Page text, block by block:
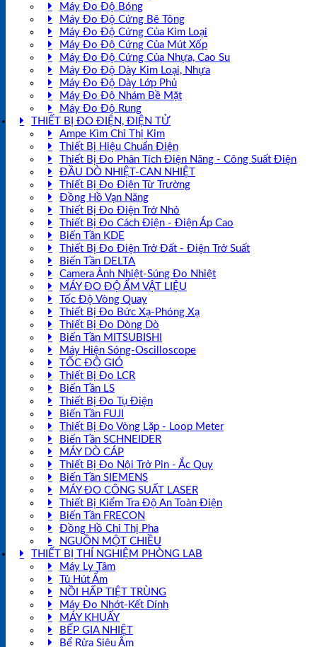
Máy Đo Độ Bóng
Máy Đo Độ Cứng Bê Tông
Máy Đo Độ Cứng Của Kim Loại
Máy Đo Độ Cứng Của Mút Xốp
Máy Đo Độ Cứng Của Nhựa, Cao Su
Máy Đo Độ Dày Kim Loại, Nhựa
Máy Đo Độ Dày Lớp Phủ
Máy Đo Độ Nhám Bề Mặt
Máy Đo Độ Rung
THIẾT BỊ ĐO ĐIỆN, ĐIỆN TỬ
Ampe Kìm Chỉ Thị Kim
Thiết Bị Hiệu Chuẩn Điện
Thiết Bị Đo Phân Tích Điện Năng - Công Suất Điện
ĐẦU DÒ NHIỆT-CAN NHIỆT
Thiết Bị Đo Điện Từ Trường
Đồng Hồ Vạn Năng
Thiết Bị Đo Điện Trở Nhỏ
Thiết Bị Đo Cách Điện - Điện Áp Cao
Biến Tần KDE
Thiết Bị Đo Điện Trở Đất - Điện Trở Suất
Biến Tần DELTA
Camera Ảnh Nhiệt-Súng Đo Nhiệt
MÁY ĐO ĐỘ ẨM VẬT LIỆU
Tốc Độ Vòng Quay
Thiết Bị Đo Bức Xạ-Phóng Xạ
Thiết Bị Đo Dòng Dò
Biến Tần MITSUBISHI
Máy Hiện Sóng-Oscilloscope
TỐC ĐỘ GIÓ
Thiết Bị Đo LCR
Biến Tần LS
Thiết Bị Đo Tụ Điện
Biến Tần FUJI
Thiết Bị Đo Vòng Lặp - Loop Meter
Biến Tần SCHNEIDER
MÁY DÒ CÁP
Thiết Bị Đo Nội Trở Pin - Ắc Quy
Biến Tần SIEMENS
MÁY ĐO CÔNG SUẤT LASER
Thiết Bị Kiểm Tra Độ An Toàn Điện
Biến Tần FRECON
Đồng Hồ Chỉ Thị Pha
NGUỒN MỘT CHIỀU
THIẾT BỊ THÍ NGHIỆM PHÒNG LAB
Máy Ly Tâm
Tủ Hút Ẩm
NỒI HẤP TIỆT TRÙNG
Máy Đo Nhớt-Kết Dính
MÁY KHUẤY
BẾP GIA NHIỆT
Bể Rửa Siêu Âm